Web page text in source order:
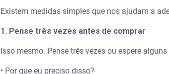
Existem medidas simples que nos ajudam a
1. Pense três vezes antes de comprar
Isso mesmo. Pense três vezes ou espere
• Por que eu preciso disso?